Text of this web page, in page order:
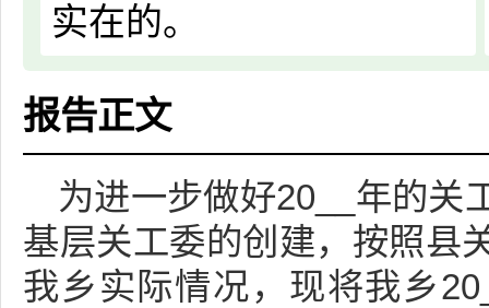
实在的。
报告正文
为进一步做好20__年的关
基层关工委的创建，按照县
我乡实际情况，现将我乡